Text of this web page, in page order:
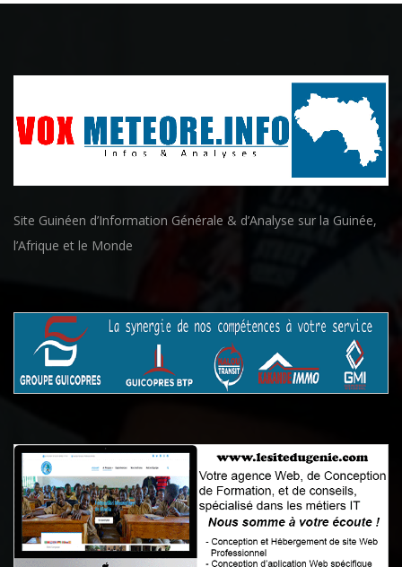
Site Guinéen d’Information Générale & d’Analyse sur la Guinée,
l’Afrique et le Monde